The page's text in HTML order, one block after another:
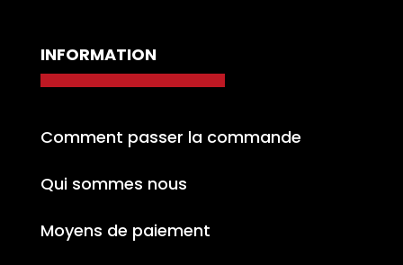
INFORMATION
Comment passer la commande
Qui sommes nous
Moyens de paiement